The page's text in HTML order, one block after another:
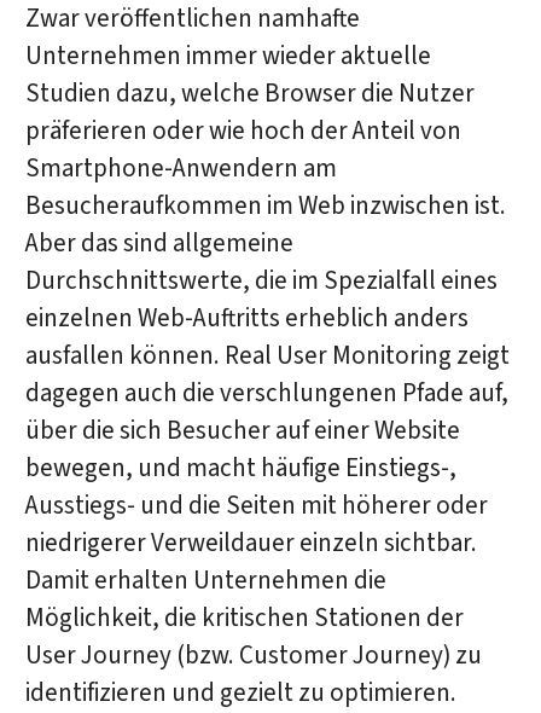
Zwar veröffentlichen namhafte
Unternehmen immer wieder aktuelle
Studien dazu, welche Browser die Nutzer
präferieren oder wie hoch der Anteil von
Smartphone-Anwendern am
Besucheraufkommen im Web inzwischen ist.
Aber das sind allgemeine
Durchschnittswerte, die im Spezialfall eines
einzelnen Web-Auftritts erheblich anders
ausfallen können. Real User Monitoring zeigt
dagegen auch die verschlungenen Pfade auf,
über die sich Besucher auf einer Website
bewegen, und macht häufige Einstiegs-,
Ausstiegs- und die Seiten mit höherer oder
niedrigerer Verweildauer einzeln sichtbar.
Damit erhalten Unternehmen die
Möglichkeit, die kritischen Stationen der
User Journey (bzw. Customer Journey) zu
identifizieren und gezielt zu optimieren.